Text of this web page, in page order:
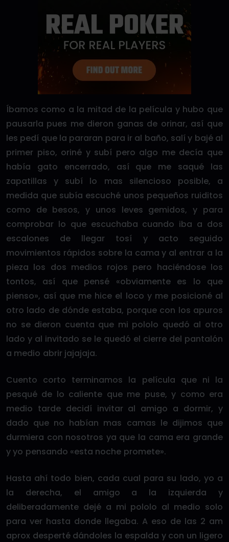
Íbamos como a la mitad de la película y hubo que
pausarla pues me dieron ganas de orinar, así que
les pedí que la pararan para ir al baño, salí y bajé al
primer piso, oriné y subí pero algo me decía que
había gato encerrado, así que me saqué las
zapatillas y subí lo mas silencioso posible, a
medida que subía escuché unos pequeños ruiditos
como de besos, y unos leves gemidos, y para
comprobar lo que escuchaba cuando iba a dos
escalones de llegar tosí y acto seguido
movimientos rápidos sobre la cama y al entrar a la
pieza los dos medios rojos pero haciéndose los
tontos, así que pensé «obviamente es lo que
pienso», así que me hice el loco y me posicioné al
otro lado de dónde estaba, porque con los apuros
no se dieron cuenta que mi pololo quedó al otro
lado y al invitado se le quedó el cierre del pantalón
a medio abrir jajajaja.
Cuento corto terminamos la película que ni la
pesqué de lo caliente que me puse, y como era
medio tarde decidí invitar al amigo a dormir, y
dado que no habían mas camas le dijimos que
durmiera con nosotros ya que la cama era grande
y yo pensando «esta noche promete».
Hasta ahí todo bien, cada cual para su lado, yo a
la derecha, el amigo a la izquierda y
deliberadamente dejé a mi pololo al medio solo
para ver hasta donde llegaba. A eso de las 2 am
aprox desperté dándoles la espalda y con un ligero